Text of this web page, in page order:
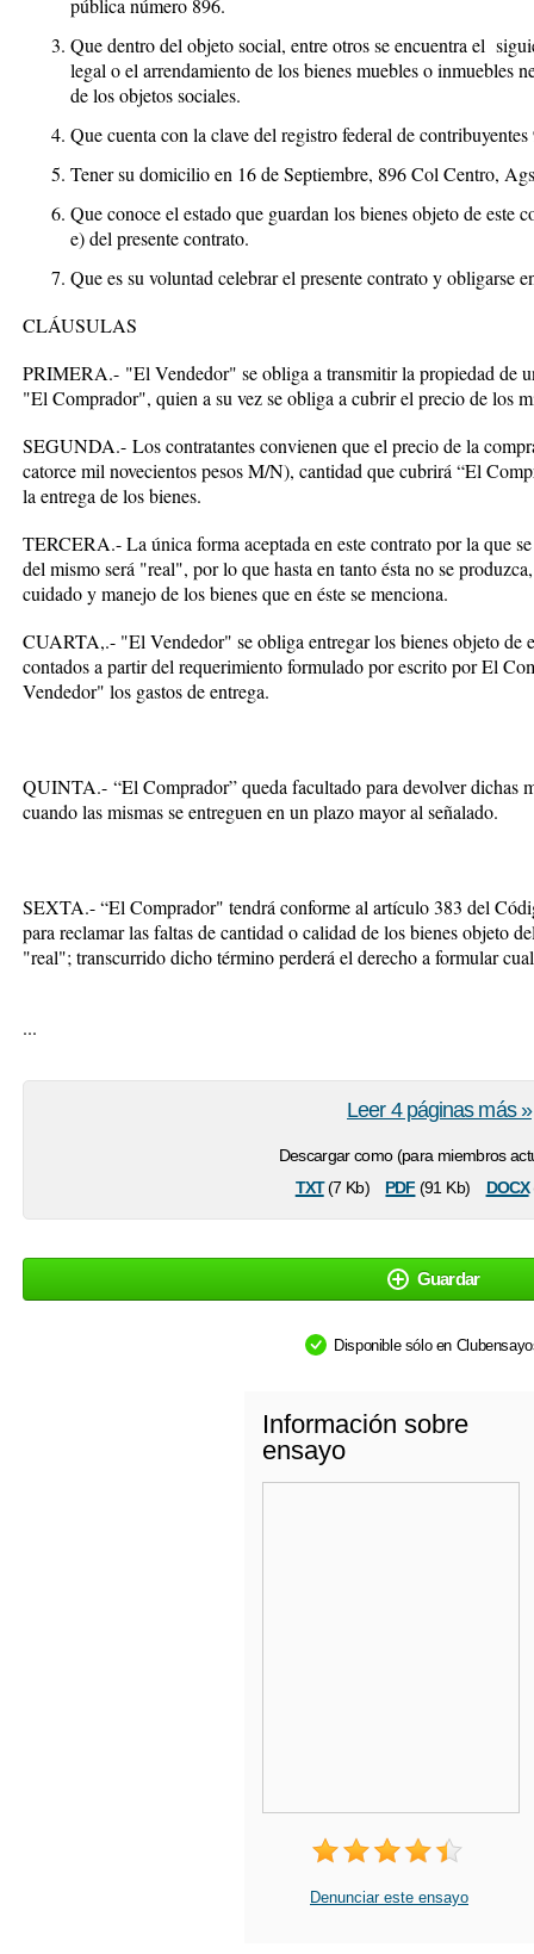
pública número 896.
Que dentro del objeto social, entre otros se encuentra el
legal o el arrendamiento de los bienes muebles o inmuebles
de los objetos sociales.
Que cuenta con la clave del registro federal de
Tener su domicilio en 16 de Septiembre, 896 Col Centro,
Que conoce el estado que guardan los bienes objeto de este
e) del presente contrato.
Que es su voluntad celebrar el presente contrato y obligarse
CLÁUSULAS
PRIMERA.- "El Vendedor" se obliga a transmitir la propiedad de
"El Comprador", quien a su vez se obliga a cubrir el precio de los
SEGUNDA.- Los contratantes convienen que el precio de la
catorce mil novecientos pesos M/N), cantidad que cubrirá “El
la entrega de los bienes.
TERCERA.-La única forma aceptada en este contrato por la que
del mismo será "real", por lo que hasta en tanto ésta no se
cuidado y manejo de los bienes que en éste se menciona.
CUARTA,.- "El Vendedor" se obliga entregar los bienes objeto de
contados a partir del requerimiento formulado por escrito por El
Vendedor" los gastos de entrega.
QUINTA.- “El Comprador” queda facultado para devolver dichas
cuando las mismas se entreguen en un plazo mayor al señalado.
SEXTA.-“El Comprador" tendrá conforme al artículo 383 del
para reclamar las faltas de cantidad o calidad de los bienes objeto
"real"; transcurrido dicho término perderá el derecho a formular
...
Descargar como (para miembros
txt(7 Kb) pdf (91 Kb) docx
Leer 4 páginas más »
Guardar
Disponible sólo en
Información sobre
ensayo
Denunciar este ensayo